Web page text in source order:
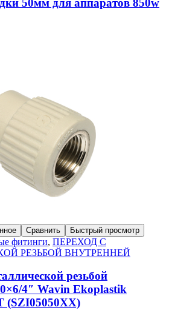
50мм для аппаратов 850w
Сравнить Быстрый просмотр
фитинги, ПЕРЕХОД С
РЕЗЬБОЙ ВНУТРЕННЕЙ
резьбой
4″ Wavin Ekoplastik
(SZI05050XX)